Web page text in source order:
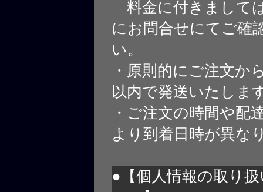
料金に付きまして
にお問合せにてご確
い。
・原則的にご注文か
以内で発送いたしま
・ご注文の時間や配
より到着日時が異な
●【個人情報の取り